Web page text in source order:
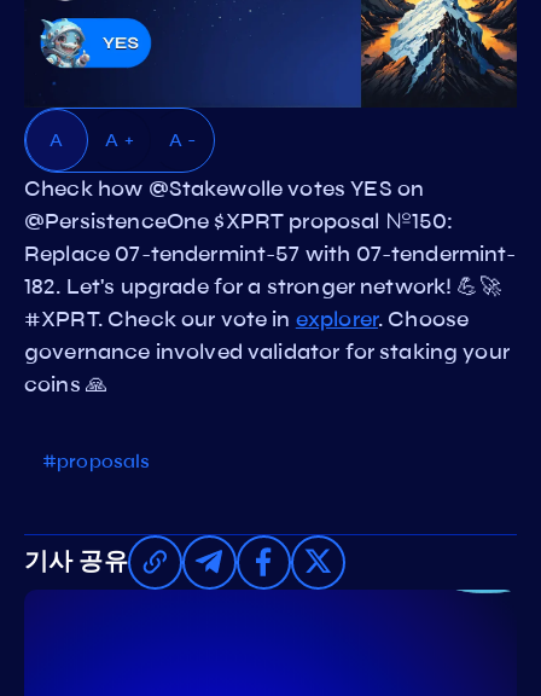
A A + A -
Check how @Stakewolle votes YES on
@PersistenceOne $XPRT proposal №150:
Replace 07-tendermint-57 with 07-tendermint-
182. Let's upgrade for a stronger network! 💪🚀
#XPRT. Check our vote in explorer. Choose
governance involved validator for staking your
coins 🙏
#proposals
기사 공유